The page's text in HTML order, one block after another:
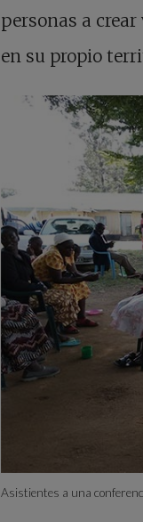
personas a
en su propio
Asistientes a una